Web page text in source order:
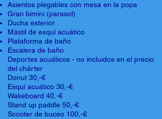
Asientos plegables con mesa en la popa
Gran bimini (parasol)
Ducha exterior
Mástil de esquí acuático
Plataforma de baño
Escalera de baño
Deportes acuáticos - no incluidos en el precio
del chárter
Donut 30,-€
Esquí acuático 30,-€
Wakeboard 40,-€
Stand up paddle 50,-€
Scooter de buceo 100,-€